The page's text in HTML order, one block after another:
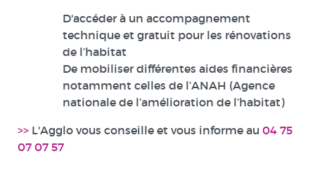
D'accéder à un accompagnement
technique et gratuit pour les rénovations
de l’habitat
De mobiliser différentes aides financières
notamment celles de l’ANAH (Agence
nationale de l’amélioration de l’habitat)
>> L'Agglo vous conseille et vous informe au 04 75
07 07 57